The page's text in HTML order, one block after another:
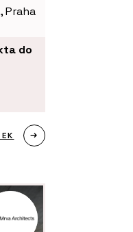
Praha
do